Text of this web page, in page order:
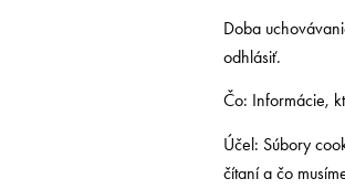
Doba
odhlásiť.
Čo: Informácie,
Účel: Súbory
čítaní a čo